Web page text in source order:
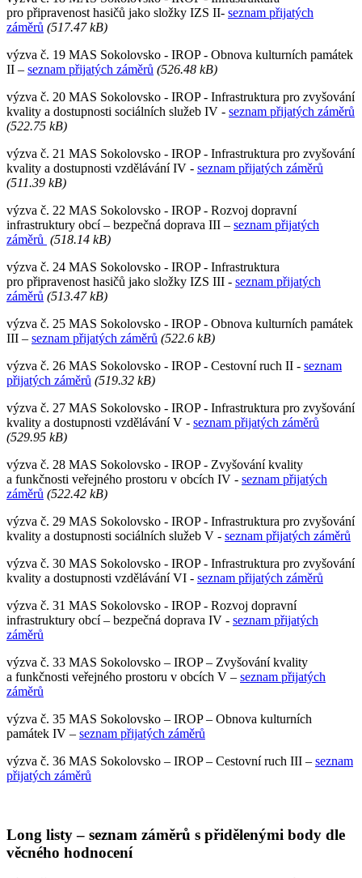
pro připravenost hasičů jako složky IZS II- seznam přijatých
záměrů (517.47 kB)
výzva č. 19 MAS Sokolovsko - IROP - Obnova kulturních památek
II – seznam přijatých záměrů (526.48 kB)
výzva č. 20 MAS Sokolovsko - IROP - Infrastruktura pro zvyšování
kvality a dostupnosti sociálních služeb IV - seznam přijatých záměrů
(522.75 kB)
výzva č. 21 MAS Sokolovsko - IROP - Infrastruktura pro zvyšování
kvality a dostupnosti vzdělávání IV - seznam přijatých záměrů
(511.39 kB)
výzva č. 22 MAS Sokolovsko - IROP - Rozvoj dopravní
infrastruktury obcí – bezpečná doprava III – seznam přijatých
záměrů (518.14 kB)
výzva č. 24 MAS Sokolovsko - IROP - Infrastruktura
pro připravenost hasičů jako složky IZS III - seznam přijatých
záměrů (513.47 kB)
výzva č. 25 MAS Sokolovsko - IROP - Obnova kulturních památek
III – seznam přijatých záměrů (522.6 kB)
výzva č. 26 MAS Sokolovsko - IROP - Cestovní ruch II - seznam
přijatých záměrů (519.32 kB)
výzva č. 27 MAS Sokolovsko - IROP - Infrastruktura pro zvyšování
kvality a dostupnosti vzdělávání V - seznam přijatých záměrů
(529.95 kB)
výzva č. 28 MAS Sokolovsko - IROP - Zvyšování kvality
a funkčnosti veřejného prostoru v obcích IV - seznam přijatých
záměrů (522.42 kB)
výzva č. 29 MAS Sokolovsko - IROP - Infrastruktura pro zvyšování
kvality a dostupnosti sociálních služeb V - seznam přijatých záměrů
výzva č. 30 MAS Sokolovsko - IROP - Infrastruktura pro zvyšování
kvality a dostupnosti vzdělávání VI - seznam přijatých záměrů
výzva č. 31 MAS Sokolovsko - IROP - Rozvoj dopravní
infrastruktury obcí – bezpečná doprava IV - seznam přijatých
záměrů
výzva č. 33 MAS Sokolovsko – IROP – Zvyšování kvality
a funkčnosti veřejného prostoru v obcích V – seznam přijatých
záměrů
výzva č. 35 MAS Sokolovsko – IROP – Obnova kulturních
památek IV – seznam přijatých záměrů
výzva č. 36 MAS Sokolovsko – IROP – Cestovní ruch III – seznam
přijatých záměrů
Long listy – seznam záměrů s přidělenými body dle
věcného hodnocení